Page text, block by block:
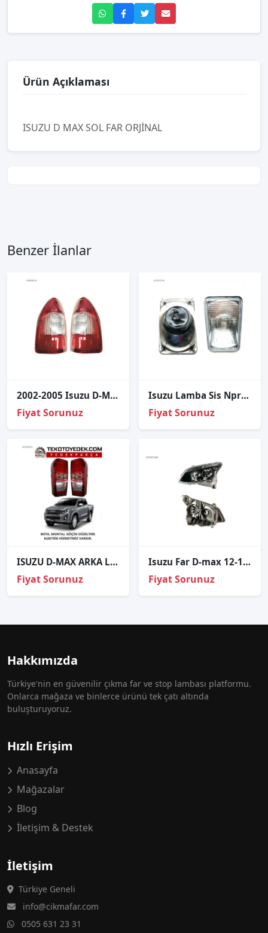
Ürün Açıklaması
ISUZU D MAX SOL FAR ORJİNAL
Benzer İlanlar
2002-2005 Isuzu D-Max Stop Lambası
Fiyat Sorunuz
Isuzu Lamba Sis Npr66/Nqr70/Nkr55 97-06 Sağ/Sol (2 Li Pakette)
Fiyat Sorunuz
ISUZU D-MAX ARKA LEDLİ STOP SAĞ SOL 2017 2018 2019 / KAMPANYA
Fiyat Sorunuz
Isuzu Far D-max 12-15 Sol (Mercekli/Siyah)
Fiyat Sorunuz
Hakkımızda
Türkiye'nin en güvenilir çıkma far ve stop lambası platformu.
Onlarca mağaza ve binlerce ürünü tek çatı altında
buluşturuyoruz.
Hızlı Erişim
Anasayfa
Mağazalar
Blog
İletişim & Destek
İletişim
Türkiye Geneli
info@cikmafar.com
0505 631 23 31